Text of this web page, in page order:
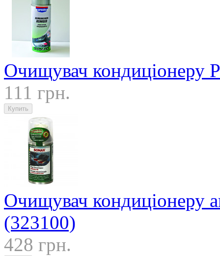
Очищувач кондиціонеру
111 грн.
Очищувач кондиціонеру
(323100)
428 грн.